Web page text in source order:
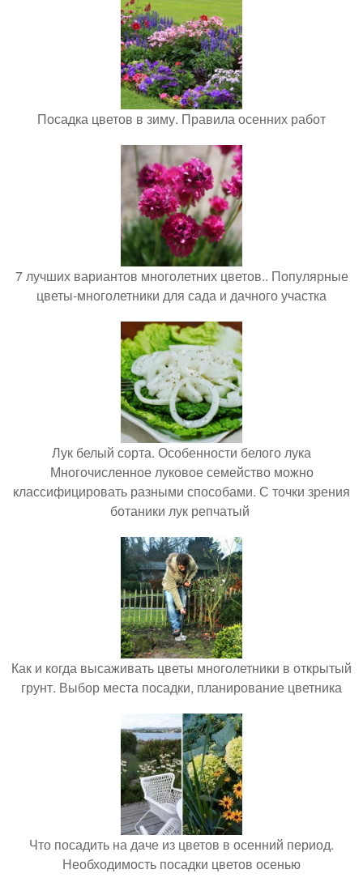
Посадка цветов в зиму. Правила осенних работ
7 лучших вариантов многолетних цветов.. Популярные
цветы-многолетники для сада и дачного участка
Лук белый сорта. Особенности белого лука
Многочисленное луковое семейство можно
классифицировать разными способами. С точки зрения
ботаники лук репчатый
Как и когда высаживать цветы многолетники в открытый
грунт. Выбор места посадки, планирование цветника
Что посадить на даче из цветов в осенний период.
Необходимость посадки цветов осенью